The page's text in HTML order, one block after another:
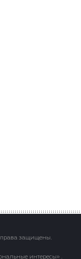
защищены.
интересы» .